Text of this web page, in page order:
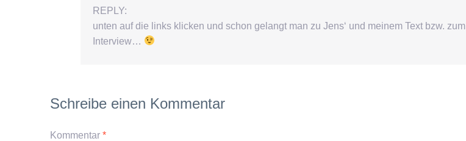
REPLY:
unten auf die links klicken und schon gelangt man zu Jens‘ und meinem Text bzw. zum
Interview…
Schreibe einen Kommentar
Kommentar *